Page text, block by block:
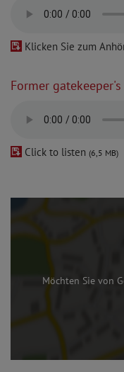
Klicken Sie zum
Former
Click to listen (6,5 MB)
Möchten Sie von